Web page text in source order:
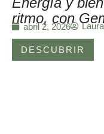
ritmo, con
abril 2, 2026
DESCUBRIR